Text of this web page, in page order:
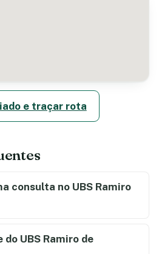
e traçar rota
consulta no UBS Ramiro
UBS Ramiro de